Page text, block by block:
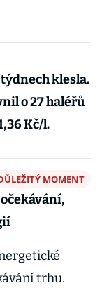
klesla.
o 27 haléřů
Kč/l.
MOMENT
trhu.